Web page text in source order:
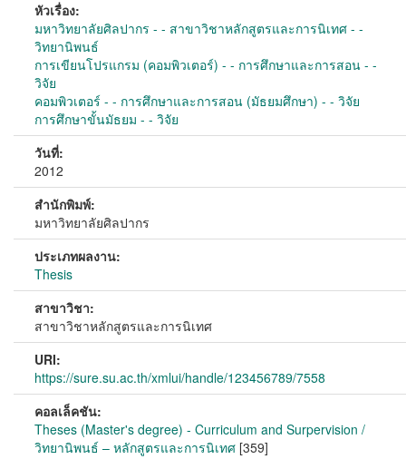
หัวเรื่อง:
มหาวิทยาลัยศิลปากร - - สาขาวิชาหลักสูตรและการนิเทศ - -
วิทยานิพนธ์
การเขียนโปรแกรม (คอมพิวเตอร์) - - การศึกษาและการสอน - -
วิจัย
คอมพิวเตอร์ - - การศึกษาและการสอน (มัธยมศึกษา) - - วิจัย
การศึกษาขั้นมัธยม - - วิจัย
วันที่:
2012
สำนักพิมพ์:
มหาวิทยาลัยศิลปากร
ประเภทผลงาน:
Thesis
สาขาวิชา:
สาขาวิชาหลักสูตรและการนิเทศ
URI:
https://sure.su.ac.th/xmlui/handle/123456789/7558
คอลเล็คชัน:
Theses (Master's degree) - Curriculum and Surpervision /
วิทยานิพนธ์ – หลักสูตรและการนิเทศ [359]